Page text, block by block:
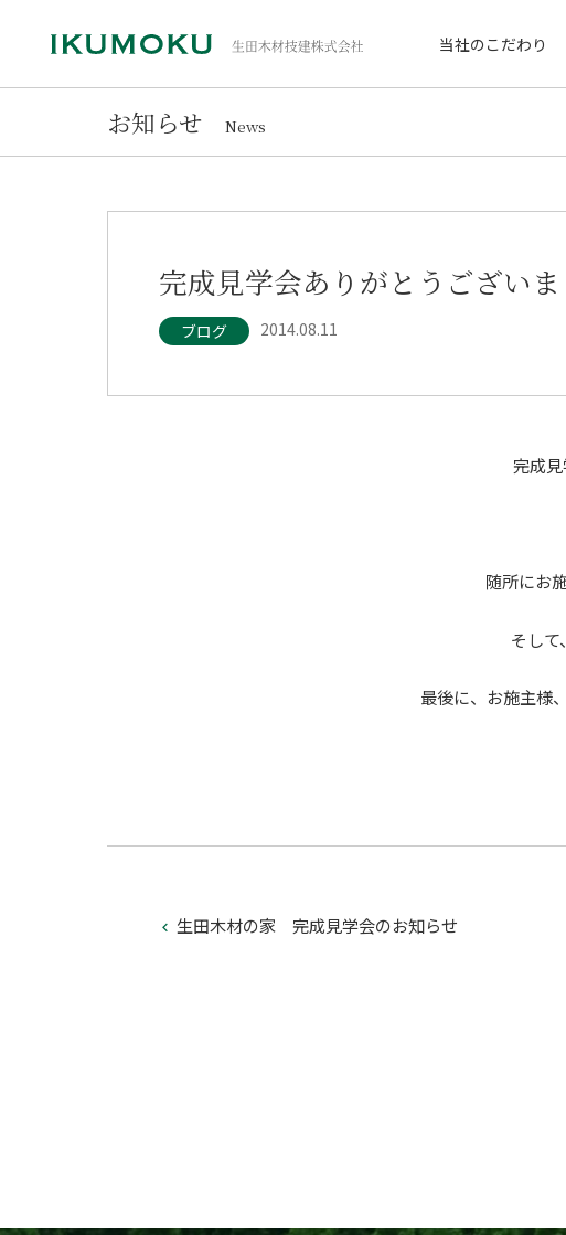
当社のこだわり
お知らせ News
完成見学会ありがとうございま
ブログ 2014.08.11
完成
随所にお
そして
最後に、お施主様
 生田木材の家 完成見学会のお知らせ